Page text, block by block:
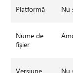
Platformă Nu
Nume de
fișier
Versiune
Nu